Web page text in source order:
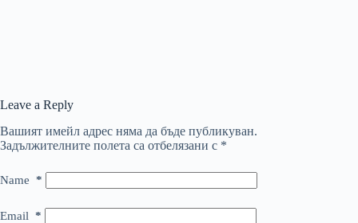
Leave a Reply
Вашият имейл адрес няма да бъде публикуван.
Задължителните полета са отбелязани с *
Name *
Email *